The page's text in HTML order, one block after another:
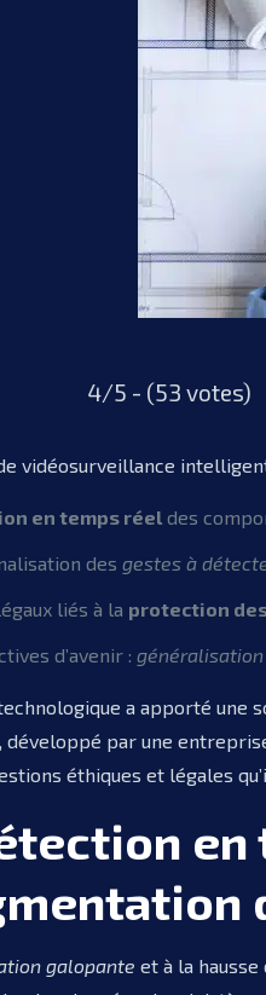
4/5 - (53 votes)
vidéosurveillance
en temps réel des
desgestes à
liés à la protection
d’avenir :
a apporté une
, développé par une
éthiques et légales
en
galopante et à la